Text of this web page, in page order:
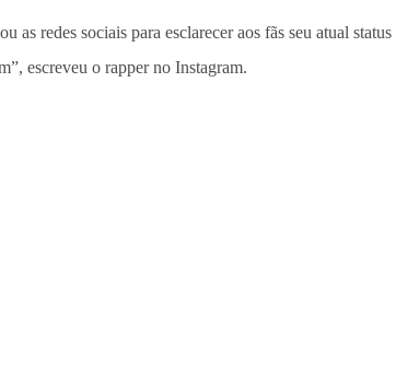
as redes sociais para esclarecer aos fãs seu atual
escreveu o rapper no Instagram.